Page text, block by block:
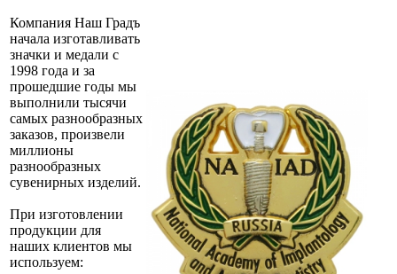
Компания Наш Градъ
начала изготавливать
значки и медали с
1998 года и за
прошедшие годы мы
выполнили тысячи
самых разнообразных
заказов, произвели
миллионы
разнообразных
сувенирных изделий.
При изготовлении
продукции для
наших клиентов мы
используем: